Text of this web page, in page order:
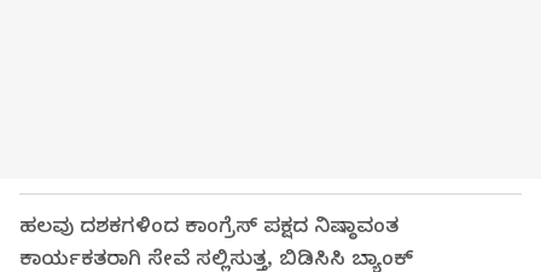
ಹಲವು ದಶಕಗಳಿಂದ ಕಾಂಗ್ರೆಸ್ ಪಕ್ಷದ ನಿಷ್ಠಾವಂತ
ಕಾರ್ಯಕತರಾಗಿ ಸೇವೆ ಸಲ್ಲಿಸುತ್ತ, ಬಿಡಿಸಿಸಿ ಬ್ಯಾಂಕ್‌